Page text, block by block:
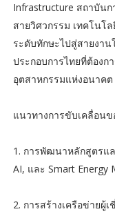
Infrastructure สถาบัน
สายวิศวกรรม เทคโนโ
ระดับทักษะไปสู่สายงา
ประกอบการไทยที่ต้องก
อุตสาหกรรมแห่งอนาคต
แนวทางการขับเคลื่อน
1. การพัฒนาหลักสูตรแ
AI, และ Smart Energy
2. การสร้างเครือข่าย